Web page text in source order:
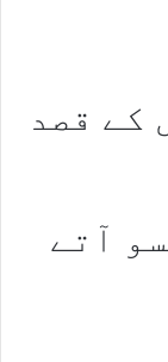
کے قصد
آتے